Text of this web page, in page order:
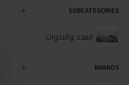
SUBCATEGORIES
العدد والادوات
BRANDS